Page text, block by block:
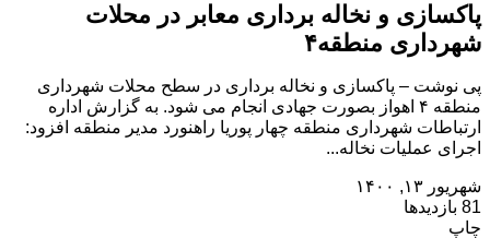
پاکسازی و نخاله برداری معابر در محلات
شهرداری منطقه۴
پی نوشت – پاکسازی و نخاله برداری در سطح محلات شهرداری
منطقه ۴ اهواز بصورت جهادی انجام می شود. به گزارش اداره
ارتباطات شهرداری منطقه چهار پوریا راهنورد مدیر منطقه افزود:
اجرای عملیات نخاله...
شهریور ۱۳, ۱۴۰۰
81 بازدیدها
چاپ